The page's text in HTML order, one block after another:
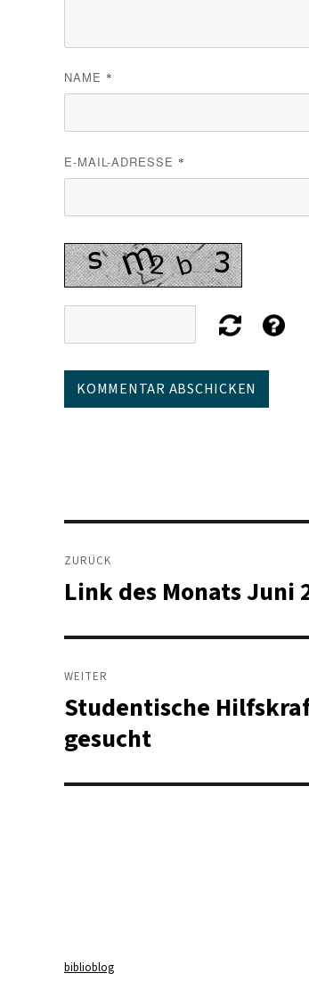
NAME *
E-MAIL-ADRESSE *
Beitragsnavigation
ZURÜCK
Vorheriger
Link des Monats Juni
WEITER
Nächster
Studentische
gesucht
biblioblog